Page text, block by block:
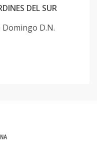
DEL SUR
Domingo D.N.